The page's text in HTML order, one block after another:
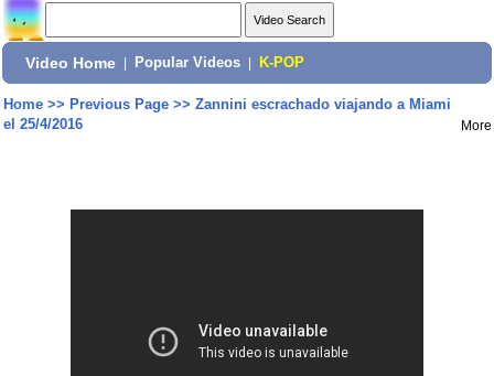
Video Home Popular Videos K-POP
Home>> Previous Page>> Zannini escrachado viajando a Miami
el 25/4/2016
More